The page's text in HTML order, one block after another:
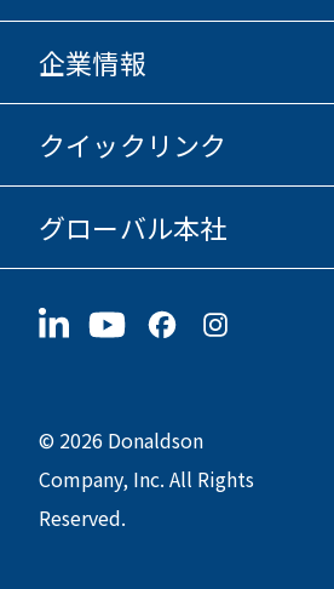
Donaldsonライフサイエンス
Donaldsonオンラインストア
企業情報
企業情報
倫理・コンプライアンス
採用情報
クイックリンク
投資家情報
サプライヤー情報
サステナビリティ
グローバル本社
1400 W 94th Street
© 2026 Donaldson
Company, Inc. All Rights
Reserved.